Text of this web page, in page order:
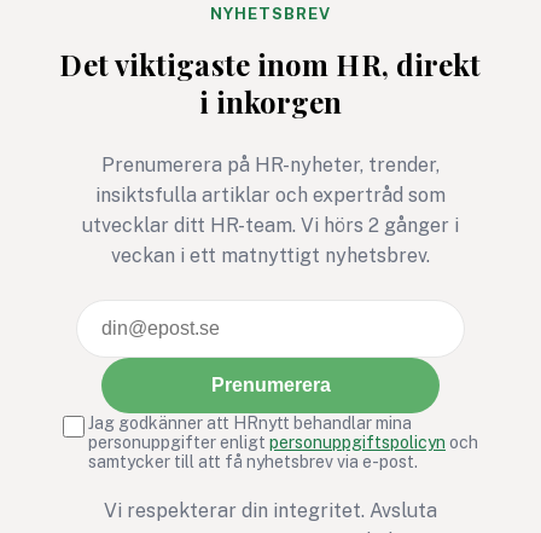
Bris stegutmaning 116 111
må bra är ett exempel där
rörelse, gemenskap och
gemensamt syfte.
tillit och
NYHETSBREV
Det viktigaste inom HR, direkt
i inkorgen
Prenumerera på HR-nyheter, trender,
insiktsfulla artiklar och expertråd som
utvecklar ditt HR-team. Vi hörs 2 gånger i
veckan i ett matnyttigt nyhetsbrev.
Prenumerera
Jag godkänner att HRnytt behandlar mina
personuppgifter enligt personuppgiftspolicyn och
samtycker till att få nyhetsbrev via e-post.
Vi respekterar din integritet. Avsluta